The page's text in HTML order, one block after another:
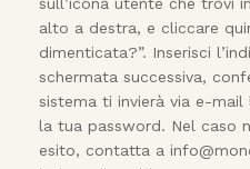
alto a destra, e cliccare
dimenticata?”. Inserisci
schermata successiva,
sistema ti invierà via e-
la tua password. Nel caso
esito, contatta a